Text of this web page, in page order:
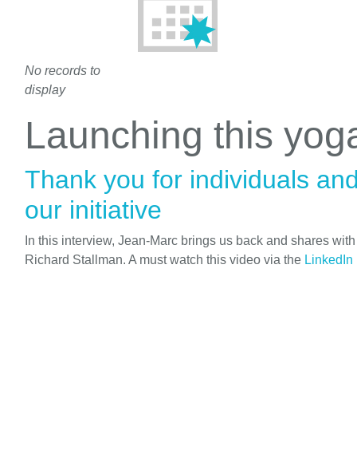
No records to
display
Launching this
Thank you for individuals
our initiative
In this interview, Jean-Marc brings us back and shares
Richard Stallman. A must watch this video via the LinkedIn